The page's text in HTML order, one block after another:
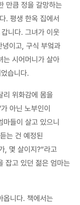
만큼 정을 갈망하는
. 평생 한옥 집에서
니다. 그녀가 이웃
녕이고, 구식 부엌과
는 시어머니가 살아
었습니다.
리 위화감에 몸을
아닌 노부인이
들이 살고 있으니
는 건 예정된
, 몇 살이지?”라고
잡고 있던 젊은 엄마는
옵니다. 책에서는